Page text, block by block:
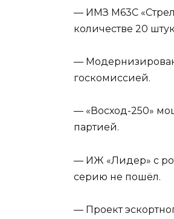
— ИМЗ М63С
количестве 20
—
госкомиссией.
— «Восход-250»
партией.
— ИЖ «Лидер» с
серию не пошёл.
— Проект